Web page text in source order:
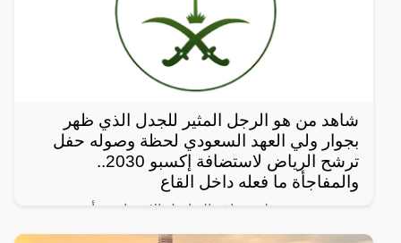
شاهد من هو الرجل المثير للجدل الذي ظهر
بجوار ولي العهد السعودي لحظة وصوله حفل
ترشح الرياض لاستضافة إكسبو 2030..
والمفاجأة ما فعله داخل القاع
رصد مغردون على مواقع التواصل الإجتماعي، أحدث
ظهور للرجل المجهول ذو النظرات الحادة الذي يقف دوماً